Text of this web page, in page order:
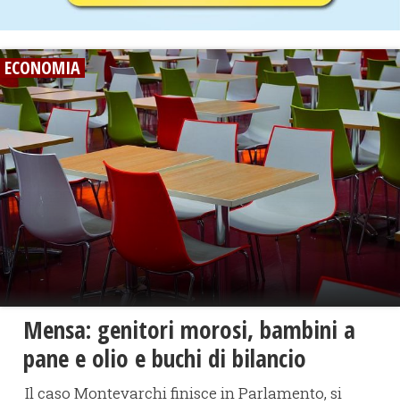
ECONOMIA
Mensa: genitori morosi, bambini a
pane e olio e buchi di bilancio
Il caso Montevarchi finisce in Parlamento, si